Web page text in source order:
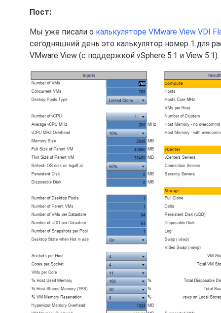
Пост:
Мы уже писали о калькуляторе VMware View VDI
сегодняшний день это калькулятор номер 1 для
VMware View (с поддержкой vSphere 5.1 и View 5.1).